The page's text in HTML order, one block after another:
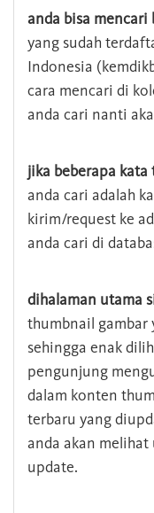
anda bisa mencari
yang sudah
Indonesia
cara mencari di
anda cari nanti
jika beberapa
anda cari adalah
kirim/request ke
anda cari di
dihalaman utama
thumbnail gambar
sehingga enak
pengunjung
dalam konten
terbaru yang
anda akan melihat
update.